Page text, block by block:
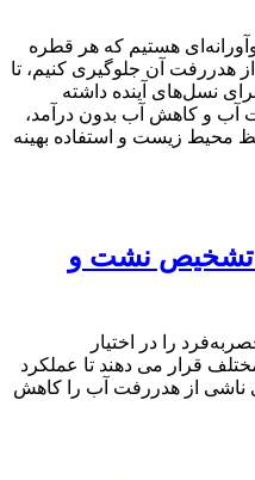
هستیم که هر قطره
هدررفت آن جلوگیری کنیم، تا
نسل‌های آینده داشته
آب و کاهش آب بدون درآمد،
محیط زیست و استفاده بهینه
تشخیص نشت و
را در اختیار
قرار می دهند تا عملکرد
ناشی از هدررفت آب را کاهش